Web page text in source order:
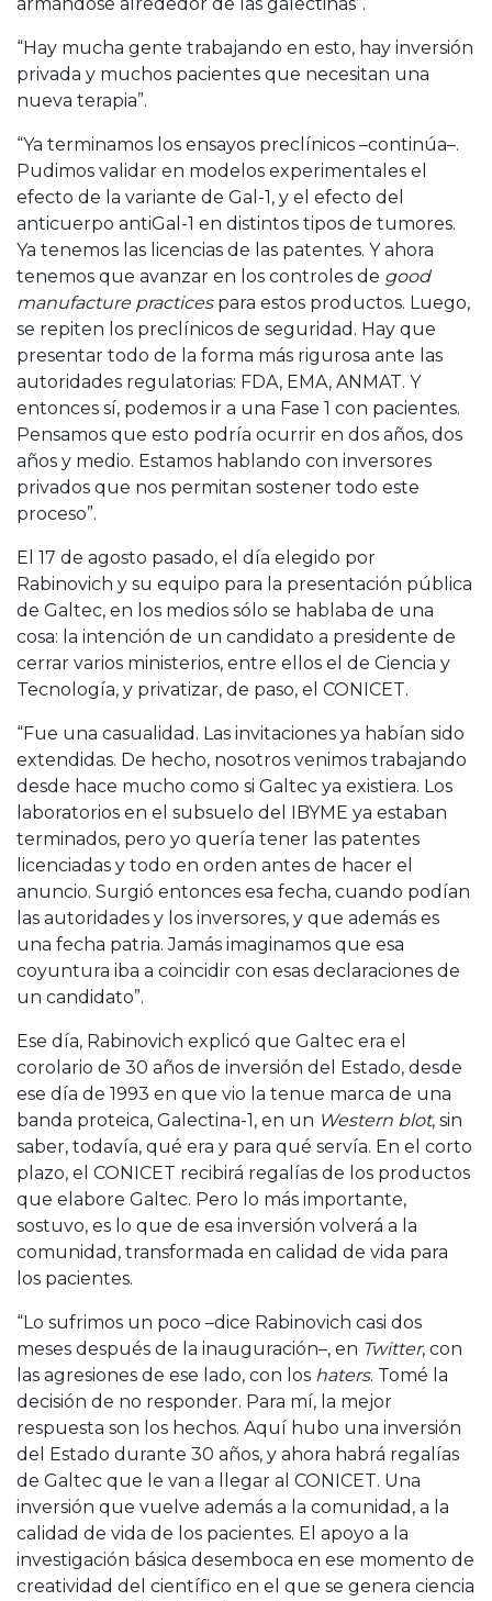
armándose alrededor de las galectinas”.
“Hay mucha gente trabajando en esto, hay inversión
privada y muchos pacientes que necesitan una
nueva terapia”.
“Ya terminamos los ensayos preclínicos –continúa–.
Pudimos validar en modelos experimentales el
efecto de la variante de Gal-1, y el efecto del
anticuerpo antiGal-1 en distintos tipos de tumores.
Ya tenemos las licencias de las patentes. Y ahora
tenemos que avanzar en los controles de good
manufacture practicespara estos productos. Luego,
se repiten los preclínicos de seguridad. Hay que
presentar todo de la forma más rigurosa ante las
autoridades regulatorias: FDA, EMA, ANMAT. Y
entonces sí, podemos ir a una Fase 1 con pacientes.
Pensamos que esto podría ocurrir en dos años, dos
años y medio. Estamos hablando con inversores
privados que nos permitan sostener todo este
proceso”.
El 17 de agosto pasado, el día elegido por
Rabinovich y su equipo para la presentación pública
de Galtec, en los medios sólo se hablaba de una
cosa: la intención de un candidato a presidente de
cerrar varios ministerios, entre ellos el de Ciencia y
Tecnología, y privatizar, de paso, el CONICET.
“Fue una casualidad. Las invitaciones ya habían sido
extendidas. De hecho, nosotros venimos trabajando
desde hace mucho como si Galtec ya existiera. Los
laboratorios en el subsuelo del IBYME ya estaban
terminados, pero yo quería tener las patentes
licenciadas y todo en orden antes de hacer el
anuncio. Surgió entonces esa fecha, cuando podían
las autoridades y los inversores, y que además es
una fecha patria. Jamás imaginamos que esa
coyuntura iba a coincidir con esas declaraciones de
un candidato”.
Ese día, Rabinovich explicó que Galtec era el
corolario de 30 años de inversión del Estado, desde
ese día de 1993 en que vio la tenue marca de una
banda proteica, Galectina-1, en un Western blot, sin
saber, todavía, qué era y para qué servía. En el corto
plazo, el CONICET recibirá regalías de los productos
que elabore Galtec. Pero lo más importante,
sostuvo, es lo que de esa inversión volverá a la
comunidad, transformada en calidad de vida para
los pacientes.
“Lo sufrimos un poco –dice Rabinovich casi dos
meses después de la inauguración–, en Twitter, con
las agresiones de ese lado, con los haters. Tomé la
decisión de no responder. Para mí, la mejor
respuesta son los hechos. Aquí hubo una inversión
del Estado durante 30 años, y ahora habrá regalías
de Galtec que le van a llegar al CONICET. Una
inversión que vuelve además a la comunidad, a la
calidad de vida de los pacientes. El apoyo a la
investigación básica desemboca en ese momento de
creatividad del científico en el que se genera ciencia